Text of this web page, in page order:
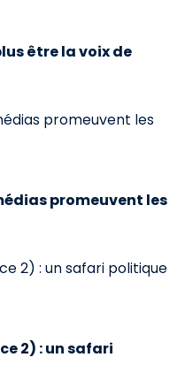
être la voix de
promeuvent les
2) : un safari